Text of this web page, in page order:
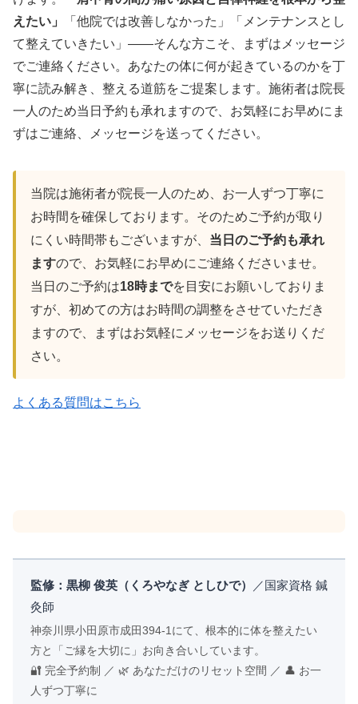
えたい」
「他院では改善しなかった」「メンテナンスとし
て整えていきたい」——そんな方こそ、まずはメッセージ
でご連絡ください。あなたの体に何が起きているのかを丁
寧に読み解き、整える道筋をご提案します。施術者は院長
一人のため当日予約も承れますので、お気軽にお早めにま
ずはご連絡、メッセージを送ってください。
当院は施術者が院長一人のため、お一人ずつ丁寧に
お時間を確保しております。そのためご予約が取り
にくい時間帯もございますが、 当日のご予約も承れ
ますので、お気軽にお早めにご連絡くださいませ。
当日のご予約は18時までを目安にお願いしておりま
すが、初めての方はお時間の調整をさせていただき
ますので、まずはお気軽にメッセージをお送りくだ
さい。
よくある質問はこちら
監修：黒柳 俊英（くろやなぎ としひで）
／国家資格 鍼
灸師
神奈川県小田原市成田394-1にて、根本的に体を整えたい
方と「ご縁を大切に」お向き合いしています。
🔐 完全予約制 ／ 🌿 あなただけのリセット空間 ／ 👤 お一
人ずつ丁寧に